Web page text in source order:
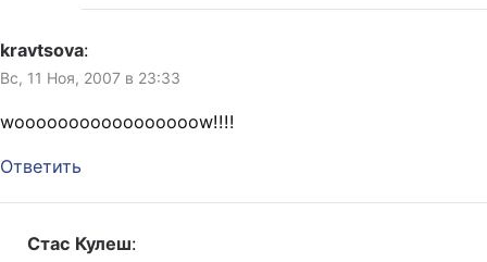
kravtsova:
Вс, 11 Ноя, 2007 в 23:33
wooooooooooooooooow!!!!
Ответить
Стас Кулеш: